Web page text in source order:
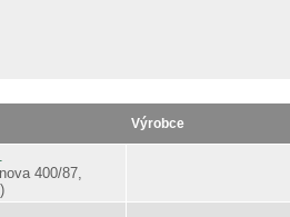
Výrobce
400/87,